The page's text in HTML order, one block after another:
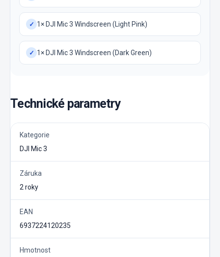
✓ 1× DJI Mic 3 Windscreen (Light Pink)
✓ 1× DJI Mic 3 Windscreen (Dark Green)
Technické parametry
Kategorie
DJI Mic 3
Záruka
2 roky
EAN
6937224120235
Hmotnost